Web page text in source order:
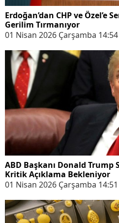
Erdoğan’dan CHP ve Özel’e
Gerilim Tırmanıyor
01 Nisan 2026 Çarşamba 14:54
ABD Başkanı Donald Trump
Kritik Açıklama Bekleniyor
01 Nisan 2026 Çarşamba 14:51